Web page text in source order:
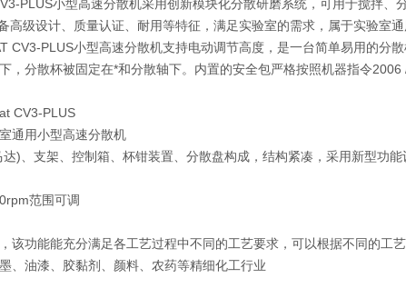
PLUS小型高速分散机采用创新模块化分散研磨系统，可用于搅拌、
高级设计、质量认证、耐用等特征，满足实验室的需求，属于实验室通
CV3-PLUS小型高速分散机支持电动调节高度，是一台简单易用的分
，分散杯被固定在*和分散轴下。内置的安全包严格按照机器指令2006
CV3-PLUS
通用小型高速分散机
)、支架、控制箱、杯钳装置、分散盘构成，结构紧凑，采用新型功能
范围可调
该功能能充分满足各工艺过程中不同的工艺要求，可以根据不同的工艺
、油漆、胶黏剂、颜料、农药等精细化工行业